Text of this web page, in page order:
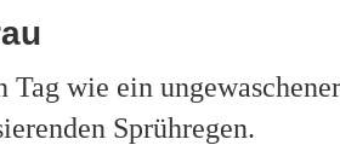
Tag wie ein
Sprühregen.